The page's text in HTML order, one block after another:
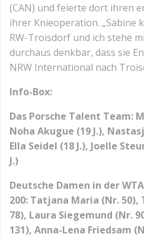
(CAN) und feierte dort ihren
ihrer Knieoperation. „Sabine
RW-Troisdorf und ich stehe
durchaus denkbar, dass sie
NRW International nach
Info-Box:
Das Porsche Talent Team:
Noha Akugue (19 J.),
Ella Seidel (18 J.), Joelle
J.)
Deutsche Damen in der
200: Tatjana Maria (Nr.
78), Laura Siegemund (Nr.
131), Anna-Lena Friedsam